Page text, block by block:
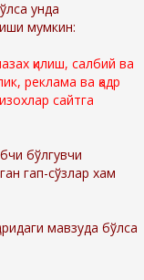
унда
мумкин:
қилиш, салбий ва
реклама ва қадр
сайтга
бўлгувчи
гап-сўзлар хам
мавзуда бўлса